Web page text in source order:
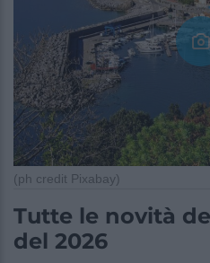
(ph credit Pixabay)
Tutte le novità
del 2026